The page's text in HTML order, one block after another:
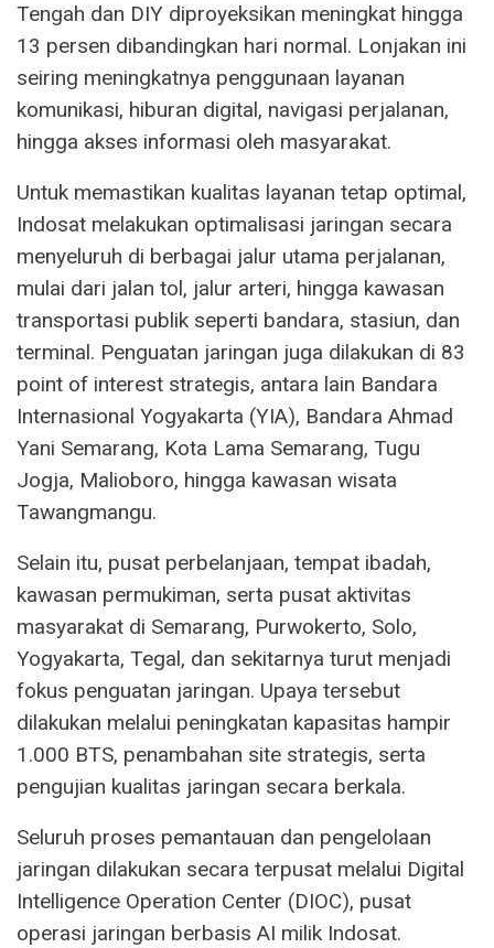
Tengah dan DIY diproyeksikan meningkat hingga
13 persen dibandingkan hari normal. Lonjakan ini
seiring meningkatnya penggunaan layanan
komunikasi, hiburan digital, navigasi perjalanan,
hingga akses informasi oleh masyarakat.
Untuk memastikan kualitas layanan tetap optimal,
Indosat melakukan optimalisasi jaringan secara
menyeluruh di berbagai jalur utama perjalanan,
mulai dari jalan tol, jalur arteri, hingga kawasan
transportasi publik seperti bandara, stasiun, dan
terminal. Penguatan jaringan juga dilakukan di 83
point of interest strategis, antara lain Bandara
Internasional Yogyakarta (YIA), Bandara Ahmad
Yani Semarang, Kota Lama Semarang, Tugu
Jogja, Malioboro, hingga kawasan wisata
Tawangmangu.
Selain itu, pusat perbelanjaan, tempat ibadah,
kawasan permukiman, serta pusat aktivitas
masyarakat di Semarang, Purwokerto, Solo,
Yogyakarta, Tegal, dan sekitarnya turut menjadi
fokus penguatan jaringan. Upaya tersebut
dilakukan melalui peningkatan kapasitas hampir
1.000 BTS, penambahan site strategis, serta
pengujian kualitas jaringan secara berkala.
Seluruh proses pemantauan dan pengelolaan
jaringan dilakukan secara terpusat melalui Digital
Intelligence Operation Center (DIOC), pusat
operasi jaringan berbasis AI milik Indosat.